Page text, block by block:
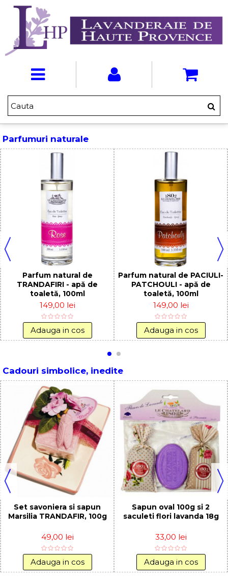
Parfumuri naturale
Parfum natural de
TRANDAFIRI - apă de
toaletă, 100ml
149,00 lei
Adauga in cos
Parfum natural de PACIULI-
PATCHOULI - apă de
toaletă, 100ml
149,00 lei
Adauga in cos
Cadouri simbolice, inedite
Set savoniera si sapun
Marsilia TRANDAFIR, 100g
49,00 lei
Adauga in cos
Sapun oval 100g si 2
saculeti flori lavanda 18g
33,00 lei
Adauga in cos